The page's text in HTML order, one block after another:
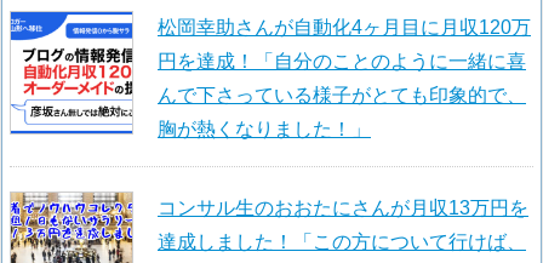
松岡幸助さんが自動化4ヶ月目に月収120万
円を達成！「自分のことのように一緒に喜
んで下さっている様子がとても印象的で、
胸が熱くなりました！」
コンサル生のおおたにさんが月収13万円を
達成しました！「この方について行けば、